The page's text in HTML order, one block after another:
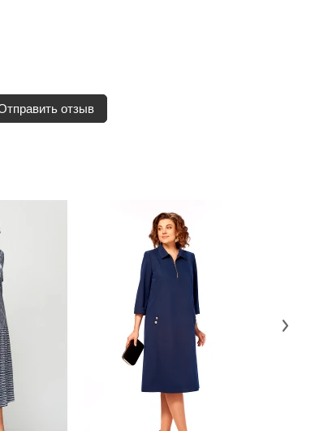
отзыв